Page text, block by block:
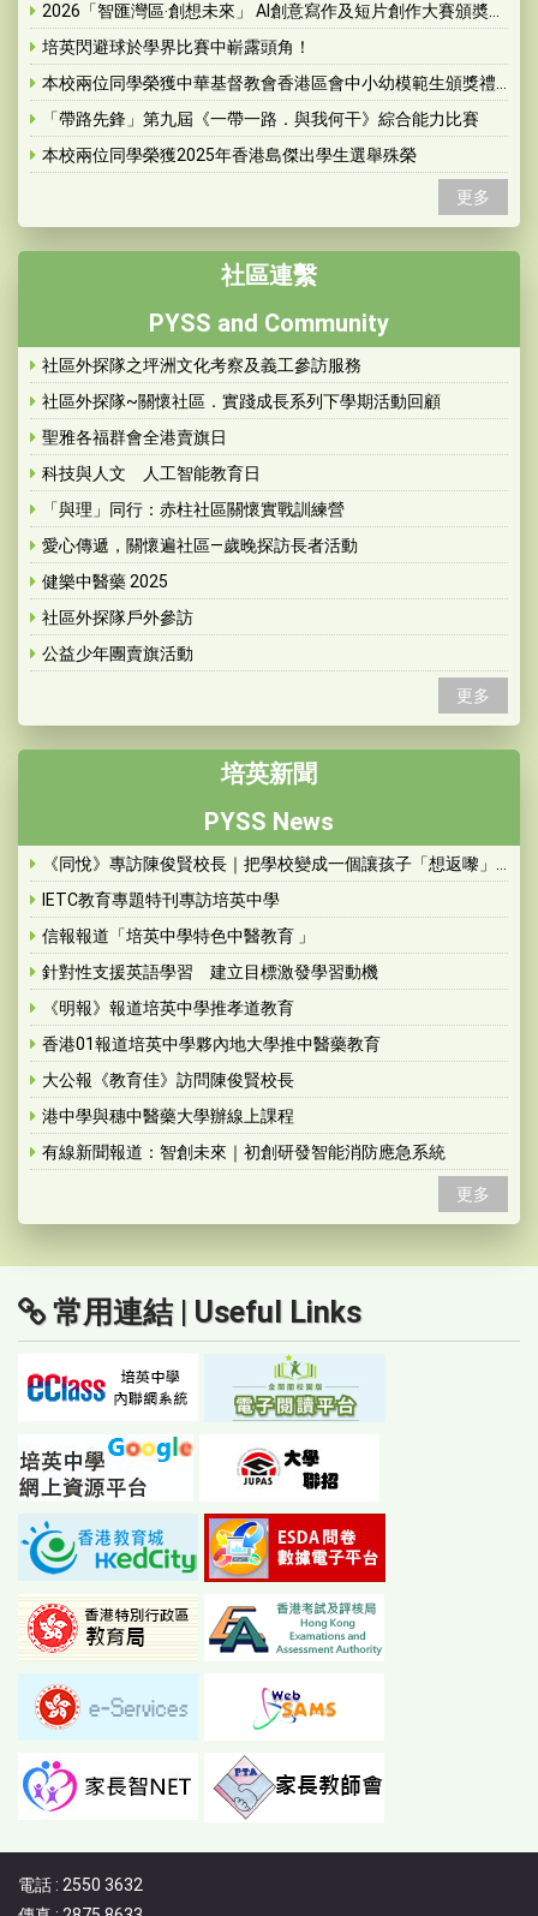
2026「智匯灣區‧創想未來」 AI創意寫作及短片創作大賽頒奬典禮暨灣區行研學團啟動禮
培英閃避球於學界比賽中嶄露頭角！
本校兩位同學榮獲中華基督教會香港區會中小幼模範生頒獎禮 2025-2026殊榮
「帶路先鋒」第九屆《一帶一路．與我何干》綜合能力比賽
本校兩位同學榮獲2025年香港島傑出學生選舉殊榮
更多
社區連繫
PYSS and Community
社區外探隊之坪洲文化考察及義工參訪服務
社區外探隊~關懷社區．實踐成長系列下學期活動回顧
聖雅各福群會全港賣旗日
科技與人文 人工智能教育日
「與理」同行：赤柱社區關懷實戰訓練營
愛心傳遞，關懷遍社區—歲晚探訪長者活動
健樂中醫藥 2025
社區外探隊戶外參訪
公益少年團賣旗活動
更多
培英新聞
PYSS News
《同悅》專訪陳俊賢校長｜把學校變成一個讓孩子「想返嚟」的地方
IETC教育專題特刊專訪培英中學
信報報道「培英中學特色中醫教育 」
針對性支援英語學習 建立目標激發學習動機
《明報》報道培英中學推孝道教育
香港01報道培英中學夥內地大學推中醫藥教育
大公報《教育佳》訪問陳俊賢校長
港中學與穗中醫藥大學辦線上課程
有線新聞報道：智創未來｜初創研發智能消防應急系統
更多
常用連結 | Useful Links
電話 : 2550 3632